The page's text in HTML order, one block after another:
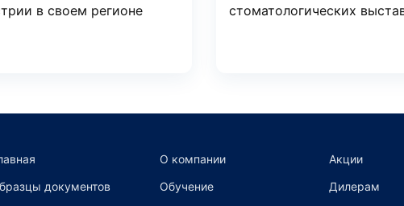
в своем регионе
стоматологических
О компании
Акции
документов
Обучение Дилерам